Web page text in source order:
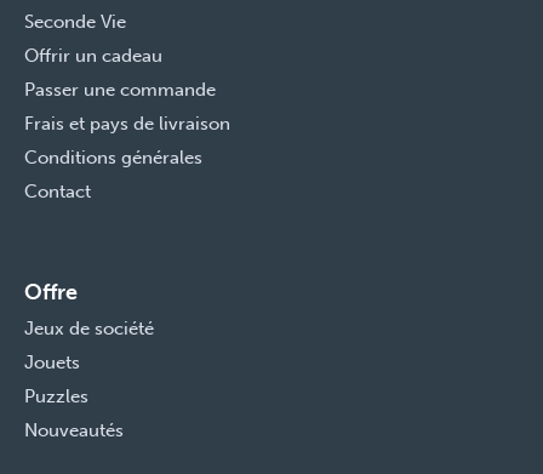
Seconde Vie
Offrir un cadeau
Passer une commande
Frais et pays de livraison
Conditions générales
Contact
Offre
Jeux de société
Jouets
Puzzles
Nouveautés